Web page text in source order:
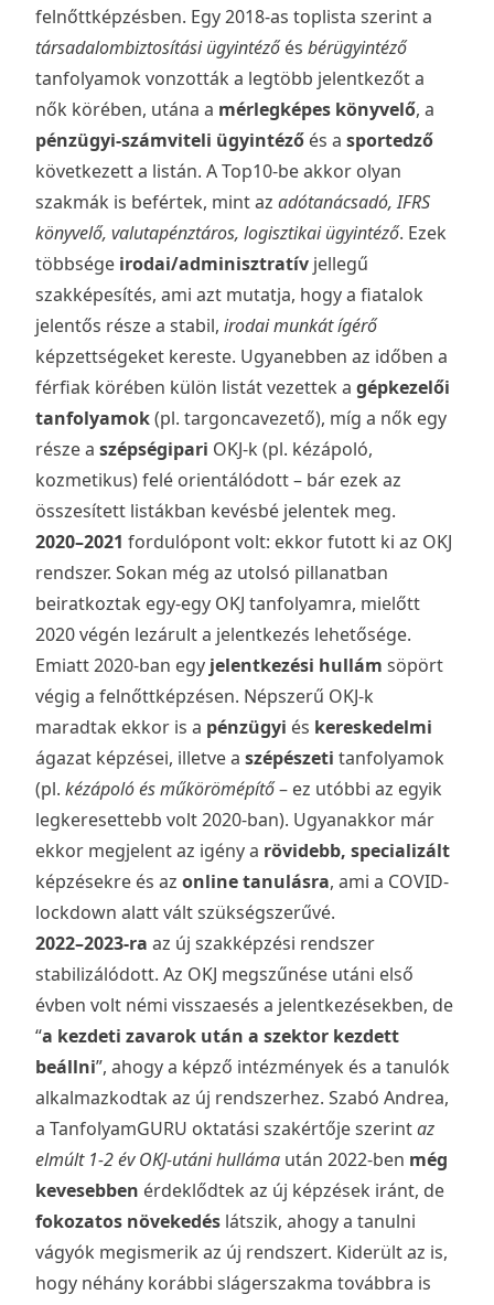
felnőttképzésben. Egy 2018-as toplista szerint a
társadalombiztosítási ügyintézőés bérügyintéző
tanfolyamok vonzották a legtöbb jelentkezőt a
nők körében, utána a mérlegképes könyvelő, a
pénzügyi-számviteli ügyintéző és a sportedző
következett a listán. A Top10-be akkor olyan
szakmák is befértek, mint az adótanácsadó, IFRS
könyvelő, valutapénztáros, logisztikai ügyintéző. Ezek
többsége irodai/adminisztratív jellegű
szakképesítés, ami azt mutatja, hogy a fiatalok
jelentős része a stabil, irodai munkát ígérő
képzettségeket kereste. Ugyanebben az időben a
férfiak körében külön listát vezettek a gépkezelői
tanfolyamok(pl. targoncavezető), míg a nők egy
része a szépségipari OKJ-k (pl. kézápoló,
kozmetikus) felé orientálódott – bár ezek az
összesített listákban kevésbé jelentek meg.
2020–2021 fordulópont volt: ekkor futott ki az OKJ
rendszer. Sokan még az utolsó pillanatban
beiratkoztak egy-egy OKJ tanfolyamra, mielőtt
2020 végén lezárult a jelentkezés lehetősége.
Emiatt 2020-ban egy jelentkezési hullám söpört
végig a felnőttképzésen. Népszerű OKJ-k
maradtak ekkor is a pénzügyi és kereskedelmi
ágazat képzései, illetve a szépészeti tanfolyamok
(pl. kézápoló és műkörömépítő– ez utóbbi az egyik
legkeresettebb volt 2020-ban). Ugyanakkor már
ekkor megjelent az igény a rövidebb, specializált
képzésekre és az online tanulásra, ami a COVID-
lockdown alatt vált szükségszerűvé.
2022–2023-ra az új szakképzési rendszer
stabilizálódott. Az OKJ megszűnése utáni első
évben volt némi visszaesés a jelentkezésekben, de
“a kezdeti zavarok után a szektor kezdett
beállni”, ahogy a képző intézmények és a tanulók
alkalmazkodtak az új rendszerhez. Szabó Andrea,
a TanfolyamGURU oktatási szakértője szerintaz
elmúlt 1-2 év OKJ-utáni hulláma után 2022-ben még
kevesebben érdeklődtek az új képzések iránt, de
fokozatos növekedés látszik, ahogy a tanulni
vágyók megismerik az új rendszert. Kiderült az is,
hogy néhány korábbi slágerszakma továbbra is